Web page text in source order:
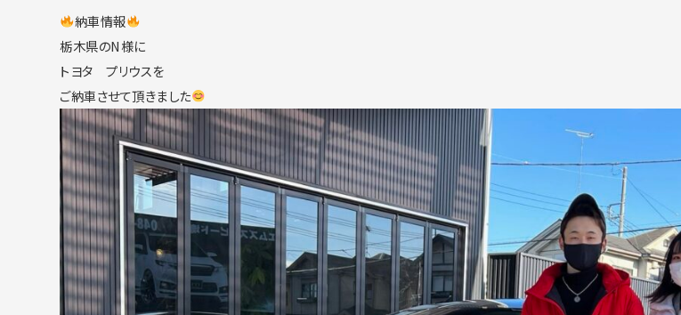
納車情報
栃木県のN様に
トヨタ プリウスを
ご納車させて頂きました